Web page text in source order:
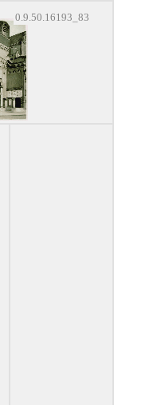
0.9.50.16193_83